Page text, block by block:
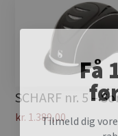
SCHARF nr. 5 –
kr. 1.389,00
Få
Tilmeld dig